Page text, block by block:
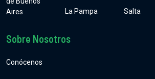
Aires
La Pampa
Salta
Sobre Nosotros
Conócenos